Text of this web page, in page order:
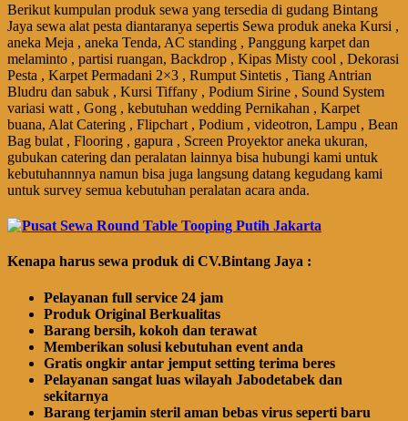
Berikut kumpulan produk sewa yang tersedia di gudang Bintang
Jaya sewa alat pesta diantaranya sepertis Sewa produk aneka Kursi ,
aneka Meja , aneka Tenda, AC standing , Panggung karpet dan
melaminto , partisi ruangan, Backdrop , Kipas Misty cool , Dekorasi
Pesta , Karpet Permadani 2×3 , Rumput Sintetis , Tiang Antrian
Bludru dan sabuk , Kursi Tiffany , Podium Sirine , Sound System
variasi watt , Gong , kebutuhan wedding Pernikahan , Karpet
buana, Alat Catering , Flipchart , Podium , videotron, Lampu , Bean
Bag bulat , Flooring , gapura , Screen Proyektor aneka ukuran,
gubukan catering dan peralatan lainnya bisa hubungi kami untuk
kebutuhannnya namun bisa juga langsung datang kegudang kami
untuk survey semua kebutuhan peralatan acara anda.
Kenapa harus sewa produk di CV.Bintang Jaya :
Pelayanan full service 24 jam
Produk Original Berkualitas
Barang bersih, kokoh dan terawat
Memberikan solusi kebutuhan event anda
Gratis ongkir antar jemput setting terima beres
Pelayanan sangat luas wilayah Jabodetabek dan
sekitarnya
Barang terjamin steril aman bebas virus seperti baru